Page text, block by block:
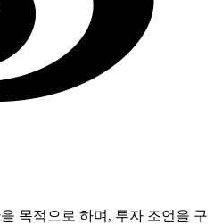
목적으로 하며, 투자 조언을 구